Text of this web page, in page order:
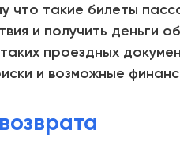
что такие билеты
и получить деньги
проездных
и возможные